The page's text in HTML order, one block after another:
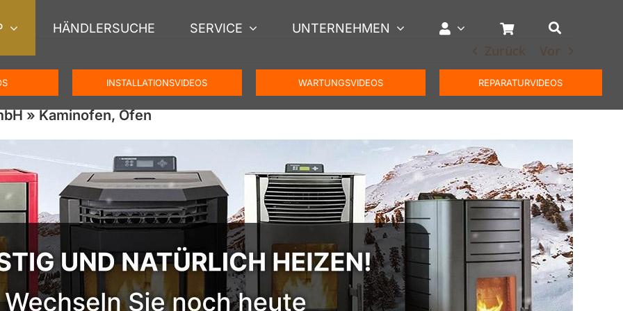
HÄNDLERSUCHE SERVICE UNTERNEHMEN
INSTALLATIONSVIDEOS WARTUNGSVIDEOS REPARATURVIDEOS
Zurück Vor
» Kaminofen, Ofen